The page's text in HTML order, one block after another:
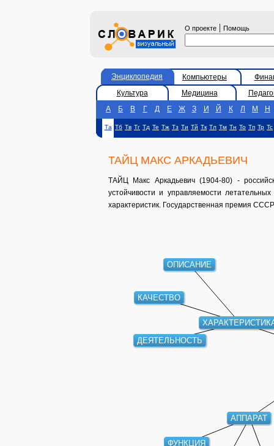
О проекте | Помощь
Энциклопедия Компьютеры
Культура
Медицина
А
Б В Г Д Е Ж З И Й К Л М Н
Та Тб Тв Тг Тд Те Тж Тз Ти Тй Тк Тл Тм Тн То Тп Тр Тс
ТАЙЦ МАКС АРКАДЬЕВИЧ
ТАЙЦ Макс Аркадьевич (1904-80) -
устойчивости и управляемости
характеристик. Государственная премия
АППАРАТ
ОПИСАНИЕ
КАЧЕСТВО
ДЕЯТЕЛЬНОСТЬ
ФУНКЦИЯ